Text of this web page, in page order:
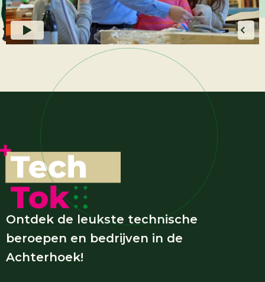
Ontdek de leukste technische
beroepen en bedrijven in de
Achterhoek!